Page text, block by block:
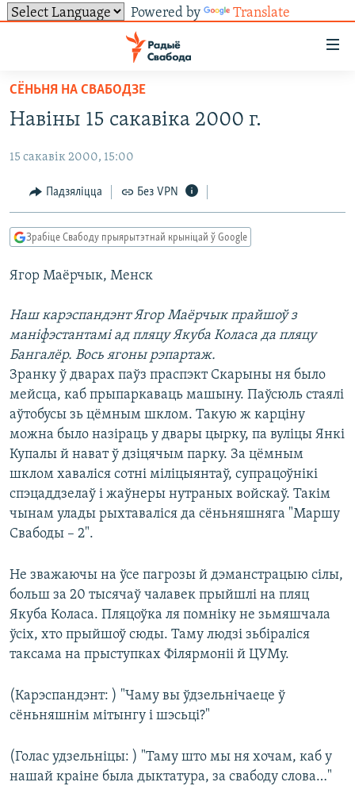
Powered by Translate
ўнівэрсальнага
доступу
Перайсьці
да
галоўнага
Перайсьці
да
галоўнай
навігацыі
Перайсьці
пошуку
ВІДЭА І ФОТА
ЛЮДЗІ
ЭКАНОМІКА
ВАЙНА
ПАЛІТВЯЗЬНІ
КУЛЬТУРА
КАЛЯНДАР
ТЭСТЫ
БЛОГІ
ПАДКАСТЫ
КНІГІ
PREMIUM
МОВА
НА ХВАЛЯХ СВАБОДЫ
СУВЯЗЬ
АБЫСЬЦІ БЛЯКАВАНЬНЕ
ПАДПІСАЦЦА
ПАДКАСТЫ
FACEBOOK
САЧЫЦЕ ЗА АБНАЎЛЕНЬНЯМІ
Усе сайты РС/РСЭ
СЁНЬНЯ НА СВАБОДЗЕ
Навіны 15 сакавіка 2000 г.
15 сакавік 2000, 15:00
Падзяліцца Без VPN
Зрабіце Свабоду прыярытэтнай крыніцай ў Google
Ягор Маёрчык, Менск
Наш карэспандэнт Ягор Маёрчык прайшоў з
маніфэстантамі ад пляцу Якуба Коласа да пляцу
Бангалёр. Вось ягоны рэпартаж.
Зранку ў дварах паўз праспэкт Скарыны ня было
мейсца, каб прыпаркаваць машыну. Паўсюль стаялі
аўтобусы зь цёмным шклом. Такую ж карціну
можна было назіраць у двары цырку, па вуліцы Янкі
Купалы й нават ў дзіцячым парку. За цёмным
шклом хаваліся сотні міліцыянтаў, супрацоўнікі
спэцаддзелаў і жаўнеры нутраных войскаў. Такім
чынам улады рыхтаваліся да сёньняшняга "Маршу
Свабоды – 2".
Не зважаючы на ўсе пагрозы й дэманстрацыю сілы,
больш за 20 тысячаў чалавек прыйшлі на пляц
Якуба Коласа. Пляцоўка ля помніку не зьмяшчала
ўсіх, хто прыйшоў сюды. Таму людзі зьбіраліся
таксама на прыступках Філярмоніі й ЦУМу.
(Карэспандэнт: ) "Чаму вы ўдзельнічаеце ў
сёньняшнім мітынгу і шэсьці?"
(Голас удзельніцы: ) "Таму што мы ня хочам, каб у
нашай краіне была дыктатура, за свабоду слова…"